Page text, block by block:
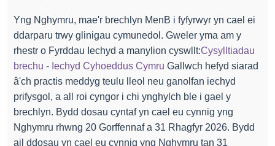
Yng Nghymru, mae'r brechlyn MenB i fyfyrwyr yn cael ei
ddarparu trwy glinigau cymunedol. Gweler yma am y
rhestr o Fyrddau Iechyd a manylion cyswllt:Cysylltiadau
brechu - Iechyd Cyhoeddus Cymru Gallwch hefyd siarad
â'ch practis meddyg teulu lleol neu ganolfan iechyd
prifysgol, a all roi cyngor i chi ynghylch ble i gael y
brechlyn. Bydd dosau cyntaf yn cael eu cynnig yng
Nghymru rhwng 20 Gorffennaf a 31 Rhagfyr 2026. Bydd
ail ddosau yn cael eu cynnig yng Nghymru tan 31